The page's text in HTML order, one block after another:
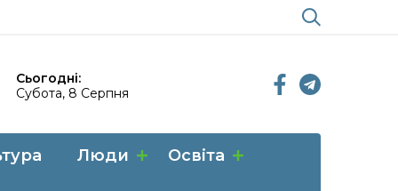
Сьогодні:
Субота, 8 Серпня
Люди Освіта